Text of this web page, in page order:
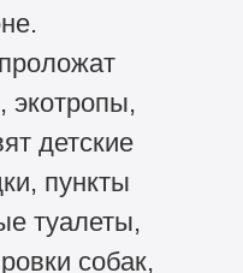
экотропы,
детские
пункты
туалеты,
собак,